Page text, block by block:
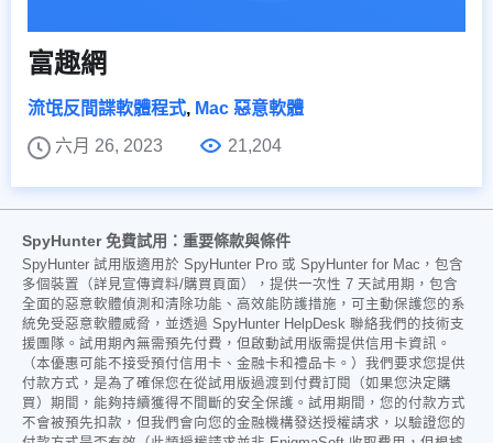
富趣網
流氓反間諜軟體程式, Mac 惡意軟體
六月 26, 2023
21,204
SpyHunter 免費試用：重要條款與條件
SpyHunter 試用版適用於 SpyHunter Pro 或 SpyHunter for Mac，包含
多個裝置（詳見宣傳資料/購買頁面），提供一次性 7 天試用期，包含
全面的惡意軟體偵測和清除功能、高效能防護措施，可主動保護您的系
統免受惡意軟體威脅，並透過 SpyHunter HelpDesk 聯絡我們的技術支
援團隊。試用期內無需預先付費，但啟動試用版需提供信用卡資訊。
（本優惠可能不接受預付信用卡、金融卡和禮品卡。）我們要求您提供
付款方式，是為了確保您在從試用版過渡到付費訂閱（如果您決定購
買）期間，能夠持續獲得不間斷的安全保護。試用期間，您的付款方式
不會被預先扣款，但我們會向您的金融機構發送授權請求，以驗證您的